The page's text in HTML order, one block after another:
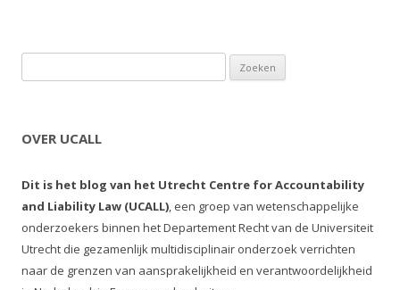
OVER UCALL
Dit is het blog van het Utrecht Centre for Accountability
and Liability Law (UCALL), een groep van wetenschappelijke
onderzoekers binnen het Departement Recht van de Universiteit
Utrecht die gezamenlijk multidisciplinair onderzoek verrichten
naar de grenzen van aansprakelijkheid en verantwoordelijkheid